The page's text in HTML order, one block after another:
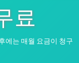
료
에는 매월 요금이 청구